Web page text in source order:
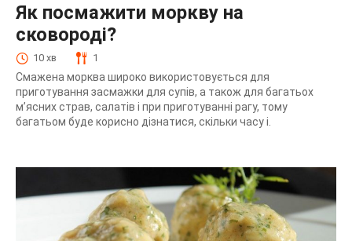
Як посмажити моркву на
сковороді?
10 хв 1
Смажена морква широко використовується для
приготування засмажки для супів, а також для багатьох
м’ясних страв, салатів і при приготуванні рагу, тому
багатьом буде корисно дізнатися, скільки часу і.